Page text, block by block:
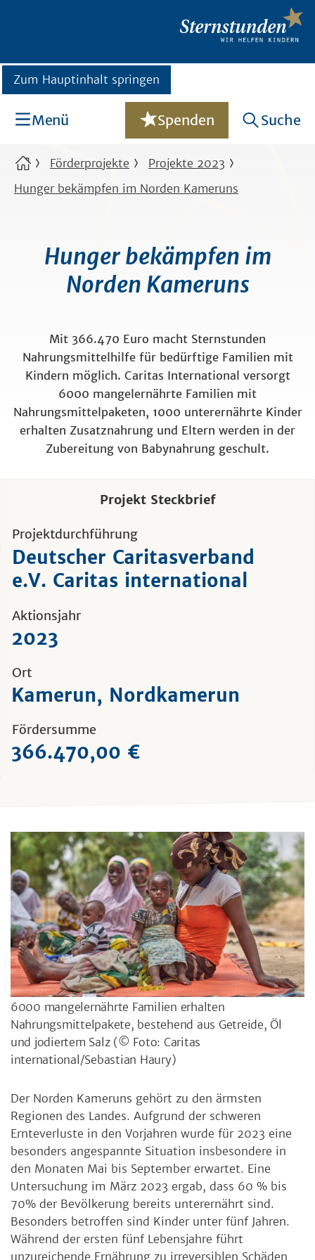
Zum Hauptinhalt springen
Menü Spenden Suche
Förderprojekte
Projekte 2023
Hunger bekämpfen im Norden Kameruns
Hunger bekämpfen im
Norden Kameruns
Mit 366.470 Euro macht Sternstunden
Nahrungsmittelhilfe für bedürftige Familien mit
Kindern möglich. Caritas International versorgt
6000 mangelernährte Familien mit
Nahrungsmittelpaketen, 1000 unterernährte Kinder
erhalten Zusatznahrung und Eltern werden in der
Zubereitung von Babynahrung geschult.
Projekt Steckbrief
Projektdurchführung
Deutscher Caritasverband
e.V. Caritas international
Aktionsjahr
2023
Ort
Kamerun, Nordkamerun
Fördersumme
366.470,00 €
6000 mangelernährte Familien erhalten
Nahrungsmittelpakete, bestehend aus Getreide, Öl
und jodiertem Salz (© Foto: Caritas
international/Sebastian Haury)
Der Norden Kameruns gehört zu den ärmsten
Regionen des Landes. Aufgrund der schweren
Ernteverluste in den Vorjahren wurde für 2023 eine
besonders angespannte Situation insbesondere in
den Monaten Mai bis September erwartet. Eine
Untersuchung im März 2023 ergab, dass 60 % bis
70% der Bevölkerung bereits unterernährt sind.
Besonders betroffen sind Kinder unter fünf Jahren.
Während der ersten fünf Lebensjahre führt
unzureichende Ernährung zu irreversiblen Schäden